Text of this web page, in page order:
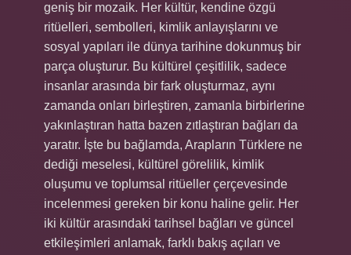
geniş bir mozaik. Her kültür, kendine özgü
ritüelleri, sembolleri, kimlik anlayışlarını ve
sosyal yapıları ile dünya tarihine dokunmuş bir
parça oluşturur. Bu kültürel çeşitlilik, sadece
insanlar arasında bir fark oluşturmaz, aynı
zamanda onları birleştiren, zamanla birbirlerine
yakınlaştıran hatta bazen zıtlaştıran bağları da
yaratır. İşte bu bağlamda, Arapların Türklere ne
dediği meselesi, kültürel görelilik, kimlik
oluşumu ve toplumsal ritüeller çerçevesinde
incelenmesi gereken bir konu haline gelir. Her
iki kültür arasındaki tarihsel bağları ve güncel
etkileşimleri anlamak, farklı bakış açıları ve